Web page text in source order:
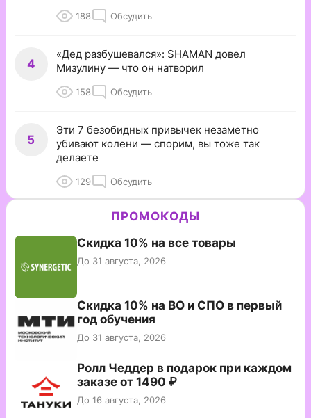
188 Обсудить
4
«Дед разбушевался»: SHAMAN довел
Мизулину — что он натворил
158 Обсудить
5
Эти 7 безобидных привычек незаметно
убивают колени — спорим, вы тоже так
делаете
129 Обсудить
ПРОМОКОДЫ
Скидка 10% на все товары
До 31 августа, 2026
Скидка 10% на ВО и СПО в первый
год обучения
До 31 августа, 2026
Ролл Чеддер в подарок при каждом
заказе от 1490 ₽
До 16 августа, 2026